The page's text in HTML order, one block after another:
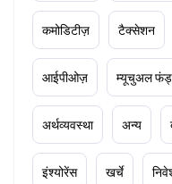
कमोडिटीज़ टैक्सेशन
आईपीओज़ म्यूचुअल
अर्थव्यवस्था अन्य
इंश्योरेंस खर्चे